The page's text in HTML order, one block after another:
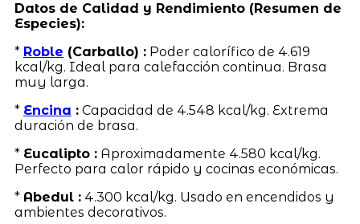
Datos de Calidad y Rendimiento (Resumen de
Especies):
* Roble (Carballo) :Poder calorífico de 4.619
kcal/kg. Ideal para calefacción continua. Brasa
muy larga.
* Encina :Capacidad de 4.548 kcal/kg. Extrema
duración de brasa.
* Eucalipto :Aproximadamente 4.580 kcal/kg.
Perfecto para calor rápido y cocinas económicas.
* Abedul :4.300 kcal/kg. Usado en encendidos y
ambientes decorativos.